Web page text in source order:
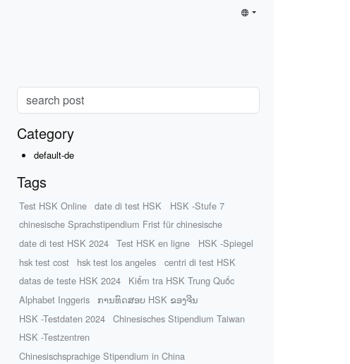
Category
default-de
Tags
Test HSK Online date di test HSK
HSK -Stufe 7
chinesische Sprachstipendium Frist für chinesische
date di test HSK 2024
Test HSK en ligne
HSK -Spiegel
hsk test cost
hsk test los angeles
centri di test HSK
datas de teste HSK 2024
Kiểm tra HSK Trung Quốc
Alphabet Inggeris
ການທົດສອບ HSK ຂອງຈີນ
HSK -Testdaten 2024
Chinesisches Stipendium Taiwan
HSK -Testzentren
Chinesischsprachige Stipendium in China